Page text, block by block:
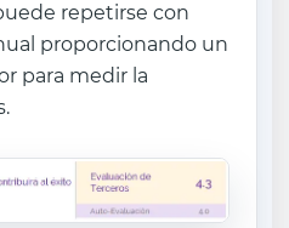
repetirse con
proporcionando un
para medir la